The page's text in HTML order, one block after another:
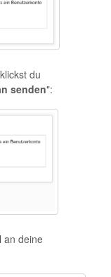
du
senden":
an deine